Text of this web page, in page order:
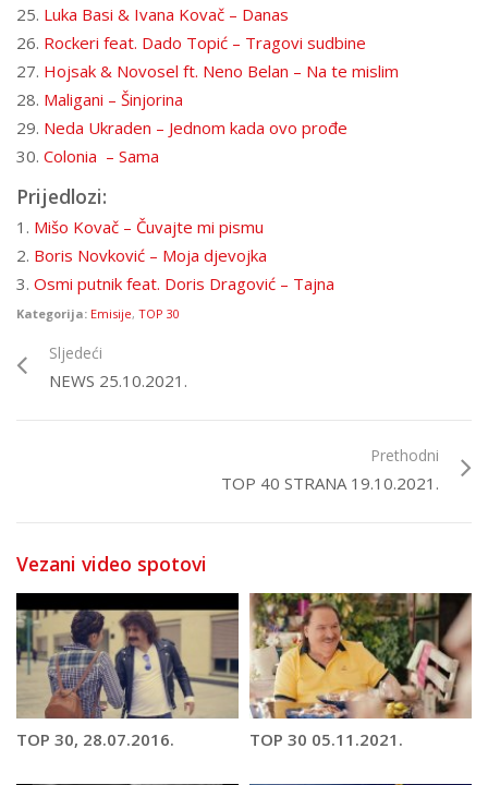
25. Luka Basi & Ivana Kovač – Danas
26. Rockeri feat. Dado Topić – Tragovi sudbine
27. Hojsak & Novosel ft. Neno Belan – Na te mislim
28. Maligani – Šinjorina
29. Neda Ukraden – Jednom kada ovo prođe
30. Colonia – Sama
Prijedlozi:
1. Mišo Kovač – Čuvajte mi pismu
2. Boris Novković – Moja djevojka
3. Osmi putnik feat. Doris Dragović – Tajna
Kategorija: Emisije, TOP 30
Sljedeći
NEWS 25.10.2021.
Prethodni
TOP 40 STRANA 19.10.2021.
Vezani video spotovi
TOP 30, 28.07.2016. TOP 30 05.11.2021.